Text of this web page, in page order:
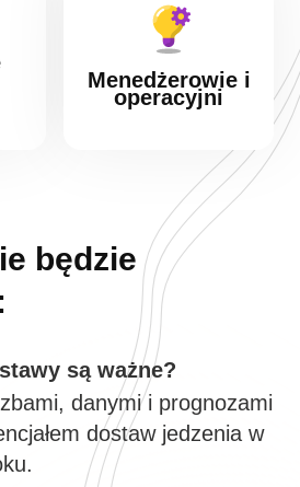
Menedżerowie i
operacyjni
będzie
są ważne?
danymi i prognozami
dostaw jedzenia w